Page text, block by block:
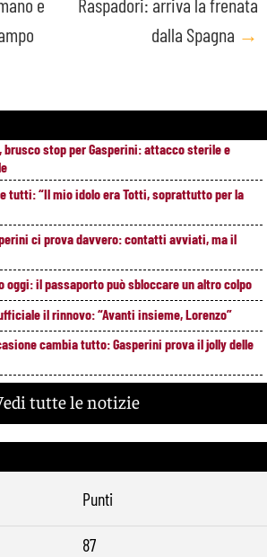
e
Raspadori: arriva la frenata
dalla Spagna →
brusco stop per Gasperini: attacco sterile e
tutti: “Il mio idolo era Totti, soprattutto per la
ci prova davvero: contatti avviati, ma il
oggi: il passaporto può sbloccare un altro colpo
il rinnovo: “Avanti insieme, Lorenzo”
cambia tutto: Gasperini prova il jolly delle
ufficiale il prestito al Rayo Vallecano
“Sono concentrato sul Bologna”. Poi esalta
aspetta ancora il suo trequartista: Nusa
Gittens
tutte le notizie
Punti
87